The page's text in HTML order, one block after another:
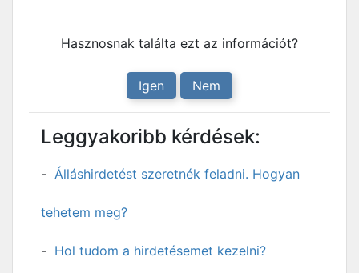
Hasznosnak találta ezt az információt?
Igen Nem
Leggyakoribb kérdések:
Álláshirdetést szeretnék feladni. Hogyan
tehetem meg?
Hol tudom a hirdetésemet kezelni?